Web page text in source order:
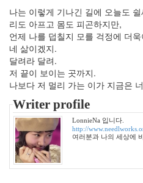
나는 이렇게 기나긴 길에 오늘도
리도 아프고 몸도 피곤하지만,
언제 나를 덥칠지 모를 걱정에 더
네 삶이겠지.
달려라 달려.
저 끝이 보이는 곳까지.
나보다 저 멀리 가는 이가 지금은
Writer profile
LonnieNa 입니다.
http://
여러분과 나의 세상에
2006
년
3
월
35
2006
년
4
월
25
2006
년
5
월